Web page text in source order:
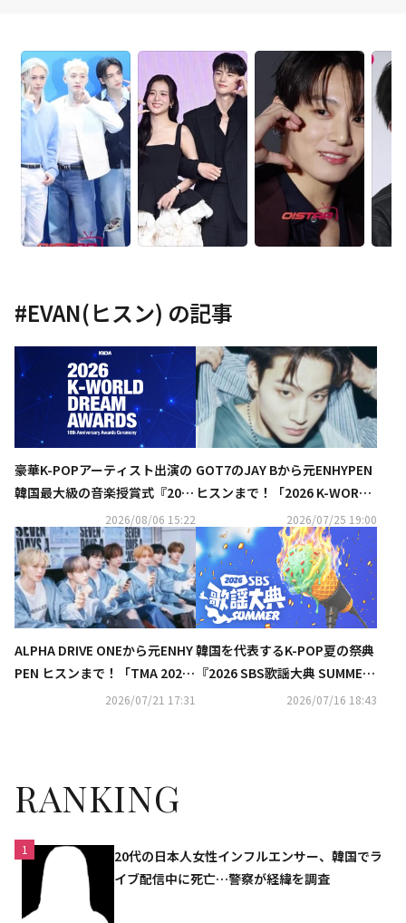
#EVAN(ヒスン) の記事
豪華K-POPアーティスト出演の
韓国最大級の音楽授賞式『2026
K-WORLD DREAM AWARDS』8
月27日にU-NEXTが日本独占で
見放題ライブ配信
2026/08/06 15:22
GOT7のJAY Bから元ENHYPEN
ヒスンまで！「2026 K-WORLD
DREAM AWARDS」出演決定
2026/07/25 19:00
ALPHA DRIVE ONEから元ENHY
PEN ヒスンまで！「TMA 202
6」第2弾ラインナップが明らか
2026/07/21 17:31
韓国を代表するK-POP夏の祭典
『2026 SBS歌謡大典 SUMME
R』をU-NEXT独占で生ライブ
2026/07/16 18:43
RANKING
1
20代の日本人女性インフルエンサー、韓国でラ
イブ配信中に死亡…警察が経緯を調査